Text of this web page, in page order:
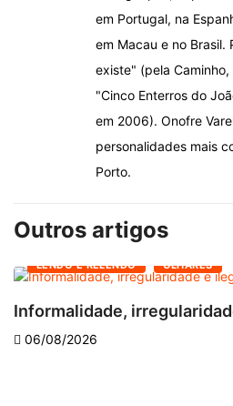
em Portugal, na
em Macau e no Brasil.
existe" (pela
"Cinco Enterros do
em 2006). Onofre
personalidades mais
Porto.
Outros artigos
LENDO E RELENDO OLHARES
Informalidade,
06/08/2026